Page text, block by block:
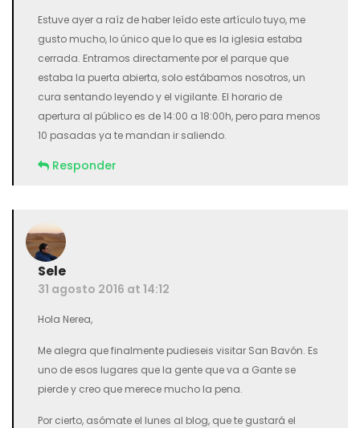
Estuve ayer a raíz de haber leído este artículo tuyo, me
gusto mucho, lo único que lo que es la iglesia estaba
cerrada. Entramos directamente por el parque que
estaba la puerta abierta, solo estábamos nosotros, un
cura sentando leyendo y el vigilante. El horario de
apertura al público es de 14:00 a 18:00h, pero para menos
10 pasadas ya te mandan ir saliendo.
Responder
Sele
31 agosto 2016 at 14:12
Hola Nerea,
Me alegra que finalmente pudieseis visitar San Bavón. Es
uno de esos lugares que la gente que va a Gante se
pierde y creo que merece mucho la pena.
Por cierto, asómate el lunes al blog, que te gustará el